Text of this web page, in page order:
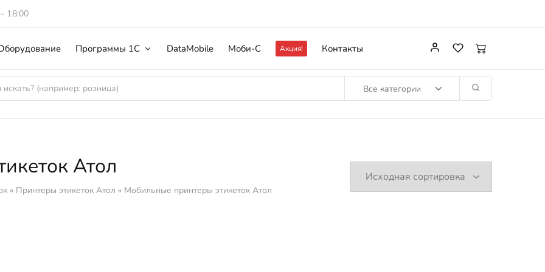
18:00
Программы 1С DataMobile Моби-С Акция! Контакты
Все категории
Атол
» Принтеры этикеток Атол » Мобильные принтеры этикеток Атол